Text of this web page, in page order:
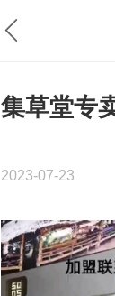
集草堂专
2023-07-23